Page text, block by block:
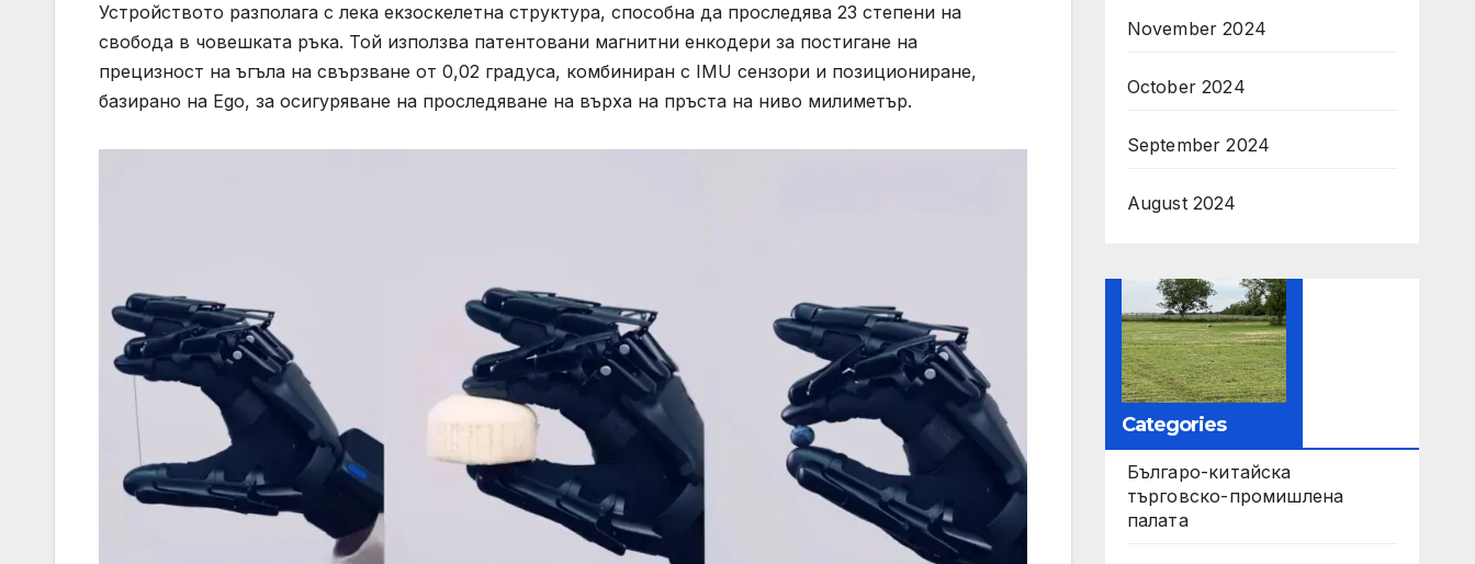
Устройството разполага с лека екзоскелетна структура, способна да проследява 23 степени на
свобода в човешката ръка. Той използва патентовани магнитни енкодери за постигане на
прецизност на ъгъла на свързване от 0,02 градуса, комбиниран с IMU сензори и позициониране,
базирано на Ego, за осигуряване на проследяване на върха на пръста на ниво милиметър.
November 2024
October 2024
September 2024
August 2024
Categories
Българо-китайска
търговско-промишлена
палата